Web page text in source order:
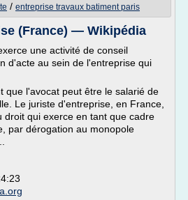
/ entreprise travaux batiment paris
(France) — Wikipédia
une activité de conseil
d'acte au sein de l'entreprise qui
que l'avocat peut être le salarié de
Le juriste d'entreprise, en France,
droit qui exerce en tant que cadre
par dérogation au monopole